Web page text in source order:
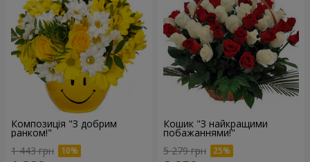
Композиція "З добрим
ранком!"
1 443 грн
Кошик "З найкращими
побажаннями!"
5 279 грн